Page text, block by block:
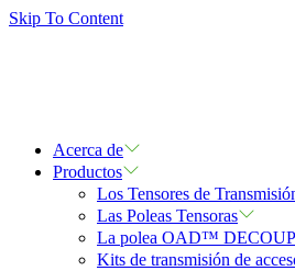
Skip To Content
Acerca de
Productos
Los Tensores de
Las Poleas Tensoras
La polea OAD™
Kits de transmisión de